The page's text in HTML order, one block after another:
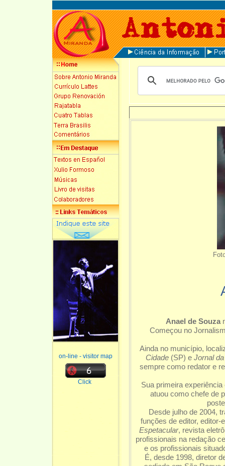
on-line - visitor map
Click
Anael de Souza
Começou no
Ainda no município,
Cidade (SP) e Jornal
sempre como redator e
Sua primeira
atuou como chefe de
Desde julho de 2004,
funções de editor,
Espetacular, revista
profissionais na redação
e os profissionais
É, desde 1998, diretor